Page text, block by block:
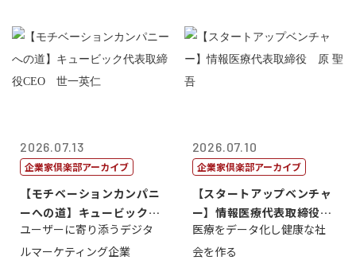
2026.07.13
企業家倶楽部アーカイブ
【モチベーションカンパニ
ーへの道】キュービック代
表取締役CE...
ユーザーに寄り添うデジタ
ルマーケティング企業
2026.07.10
企業家倶楽部アーカイブ
【スタートアップベンチャ
ー】情報医療代表取締役
原 聖吾
医療をデータ化し健康な社
会を作る